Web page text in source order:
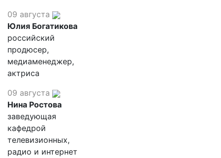
09 августа
Юлия Богатикова
российский
продюсер,
медиаменеджер,
актриса
09 августа
Нина Ростова
заведующая
кафедрой
телевизионных,
радио и интернет